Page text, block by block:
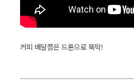
커피 배달쯤은 드론으로 뚝딱!